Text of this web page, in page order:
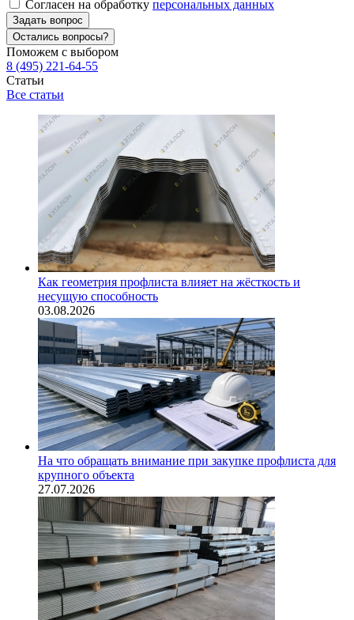
Согласен на обработку персональных данных
Задать вопрос
Остались вопросы?
Поможем с выбором
8 (495) 221-64-55
Статьи
Все статьи
Как геометрия профлиста влияет на жёсткость и
несущую способность
03.08.2026
На что обращать внимание при закупке профлиста для
крупного объекта
27.07.2026